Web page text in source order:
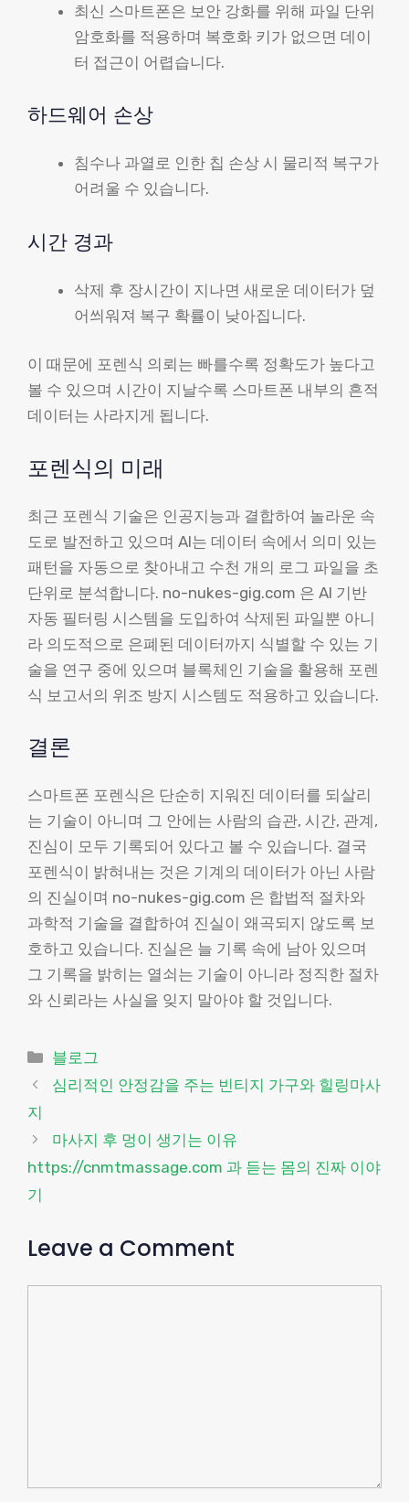
최신 스마트폰은 보안 강화를 위해 파일 단위
암호화를 적용하며 복호화 키가 없으면 데이
터 접근이 어렵습니다.
하드웨어 손상
침수나 과열로 인한 칩 손상 시 물리적 복구가
어려울 수 있습니다.
시간 경과
삭제 후 장시간이 지나면 새로운 데이터가 덮
어씌워져 복구 확률이 낮아집니다.
이 때문에 포렌식 의뢰는 빠를수록 정확도가 높다고
볼 수 있으며 시간이 지날수록 스마트폰 내부의 흔적
데이터는 사라지게 됩니다.
포렌식의 미래
최근 포렌식 기술은 인공지능과 결합하여 놀라운 속
도로 발전하고 있으며 AI는 데이터 속에서 의미 있는
패턴을 자동으로 찾아내고 수천 개의 로그 파일을 초
단위로 분석합니다. no-nukes-gig.com 은 AI 기반
자동 필터링 시스템을 도입하여 삭제된 파일뿐 아니
라 의도적으로 은폐된 데이터까지 식별할 수 있는 기
술을 연구 중에 있으며 블록체인 기술을 활용해 포렌
식 보고서의 위조 방지 시스템도 적용하고 있습니다.
결론
스마트폰 포렌식은 단순히 지워진 데이터를 되살리
는 기술이 아니며 그 안에는 사람의 습관, 시간, 관계,
진심이 모두 기록되어 있다고 볼 수 있습니다. 결국
포렌식이 밝혀내는 것은 기계의 데이터가 아닌 사람
의 진실이며 no-nukes-gig.com 은 합법적 절차와
과학적 기술을 결합하여 진실이 왜곡되지 않도록 보
호하고 있습니다. 진실은 늘 기록 속에 남아 있으며
그 기록을 밝히는 열쇠는 기술이 아니라 정직한 절차
와 신뢰라는 사실을 잊지 말아야 할 것입니다.
Categories
블로그
심리적인 안정감을 주는 빈티지 가구와 힐링마사
지
마사지 후 멍이 생기는 이유
https://cnmtmassage.com 과 듣는 몸의 진짜 이야
기
Leave a Comment